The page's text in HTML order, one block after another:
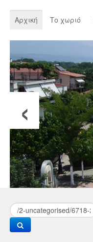
Αρχική Το χωριό
‹